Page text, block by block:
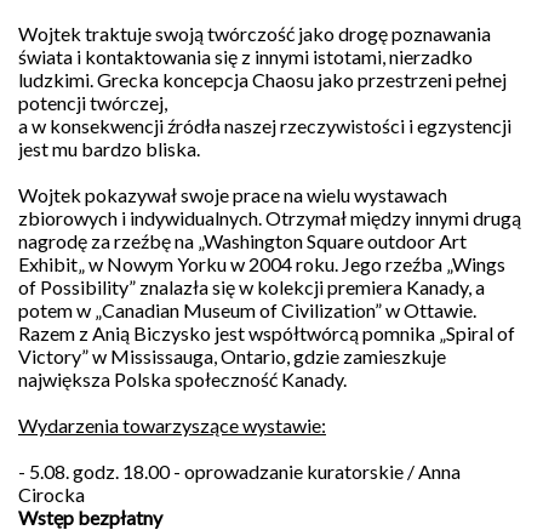
Wojtek traktuje swoją twórczość jako drogę poznawania
świata i kontaktowania się z innymi istotami, nierzadko
ludzkimi.Grecka koncepcja Chaosu jako przestrzeni pełnej
potencji twórczej,
a w konsekwencji źródła naszej rzeczywistości i egzystencji
jest mu bardzo bliska.
Wojtek pokazywał swoje prace na wielu wystawach
zbiorowych i indywidualnych. Otrzymał między innymi drugą
nagrodę za rzeźbę na „Washington Square outdoor Art
Exhibit„ w Nowym Yorku w 2004 roku. Jego rzeźba „Wings
of Possibility” znalazła się w kolekcji premiera Kanady, a
potem w „Canadian Museum of Civilization” w Ottawie.
Razem z Anią Biczysko jest współtwórcą pomnika „Spiral of
Victory” w Mississauga, Ontario, gdzie zamieszkuje
największa Polska społeczność Kanady.
Wydarzenia towarzyszące wystawie:
- 5.08. godz. 18.00 - oprowadzanie kuratorskie / Anna
Cirocka
Wstęp bezpłatny